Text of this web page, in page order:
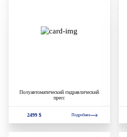
Полуавтоматический гидравлический
пресс
2499 $ Подробнее